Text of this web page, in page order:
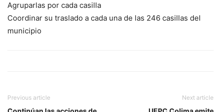
Agruparlas por cada casilla
Coordinar su traslado a cada una de las 246 casillas del
municipio
Previous article Next article